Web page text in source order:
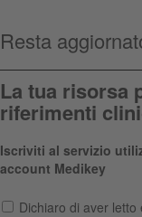
Resta
La tua risorsa
riferimenti
Iscriviti al servizio
account Medikey
Dichiaro di aver